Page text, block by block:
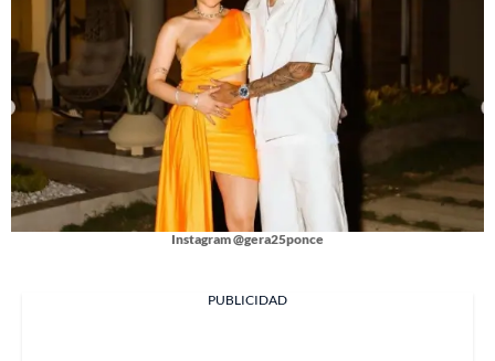
Instagram @gera25ponce
PUBLICIDAD